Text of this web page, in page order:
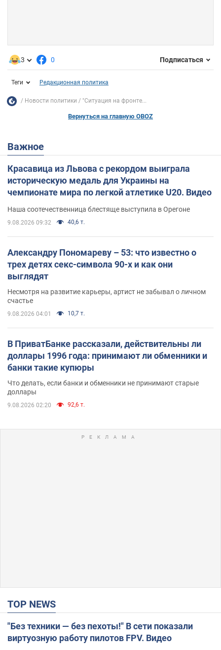
3 0 Подписаться
Теги Редакционная политика
Новости политики "Ситуация на фронте...
Вернуться на главную OBOZ
Важное
Красавица из Львова с рекордом выиграла
историческую медаль для Украины на
чемпионате мира по легкой атлетике U20. Видео
Наша соотечественница блестяще выступила в Орегоне
9.08.2026 09:32 40,6 т.
Александру Пономареву – 53: что известно о
трех детях секс-символа 90-х и как они
выглядят
Несмотря на развитие карьеры, артист не забывал о личном
счастье
9.08.2026 04:01 10,7 т.
В ПриватБанке рассказали, действительны ли
доллары 1996 года: принимают ли обменники и
банки такие купюры
Что делать, если банки и обменники не принимают старые
доллары
9.08.2026 02:20 92,6 т.
TOP NEWS
"Без техники — без пехоты!" В сети показали
виртуозную работу пилотов FPV. Видео